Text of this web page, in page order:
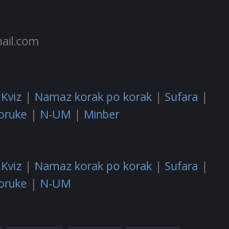
| Namaz korak po korak | Sufara |
| N-UM | Minber
| Namaz korak po korak | Sufara |
| N-UM